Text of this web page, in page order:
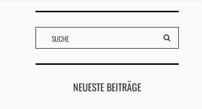
NEUESTE BEITRÄGE